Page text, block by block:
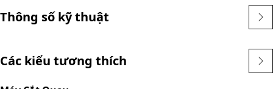
snap ring is to prevent axial movement or displacement of
components within a bore or housing. It acts as a retaining
seals securely in place.
Attributes:
Thông số kỹ thuật
Các kiểu tương thích